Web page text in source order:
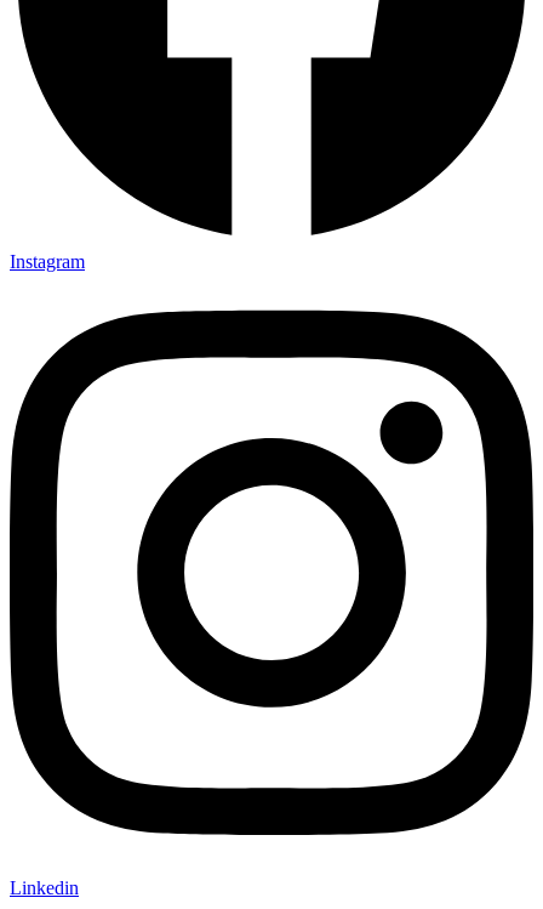
Instagram
Linkedin